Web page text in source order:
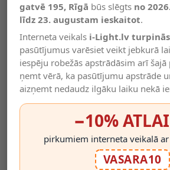
Salīdzināt
Vēlmju
saraksts
Valodas
gatvē 195, Rīgā būs slēgts no
līdz 23. augustam ieskaitot.
Interneta veikals i-Light.lv
pasūtījumus varēsiet veikt jebkurā
iespēju robežās apstrādāsim arī
ņemt vērā, ka pasūtījumu apstrāde
aizņemt nedaudz ilgāku laiku nekā
−10%
pirkumiem interneta veikalā
VASARA10